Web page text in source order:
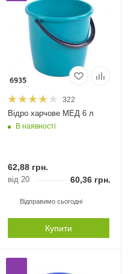
322
Відро харчове МЕД 6 л
В наявності
62,88грн.
від 20 60,36грн.
Відправимо сьогодні
Купити